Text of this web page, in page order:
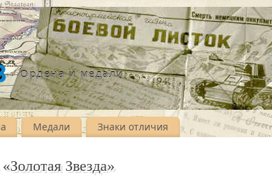
Ордена и медали
Медали Знаки отличия
Звезда»